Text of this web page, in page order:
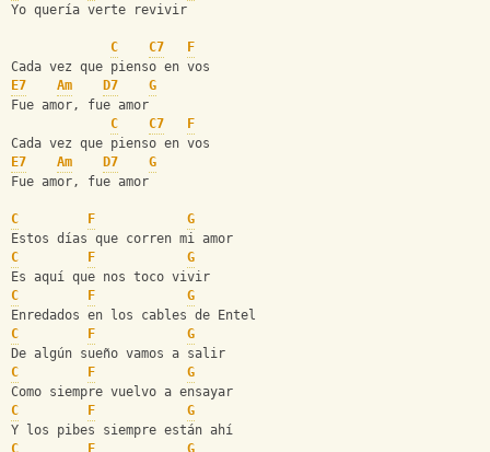
Yo quería verte revivir
C C7
F
Cada vez que pienso en vos
E7
Am D7
G
Fue amor, fue amor
C
C7
F
Cada vez que pienso en vos
E7
Am D7
G
Fue amor, fue amor
C F
G
Estos días que corren mi amor
C
F
G
Es aquí que nos toco vivir
C
F
G
Enredados en los cables de Entel
C
F
G
De algún sueño vamos a salir
C
F
G
Como siempre vuelvo a ensayar
C
F
G
Y los pibes siempre están ahí